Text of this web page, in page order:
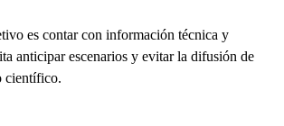
es contar con información técnica y
anticipar escenarios y evitar la difusión de
científico.